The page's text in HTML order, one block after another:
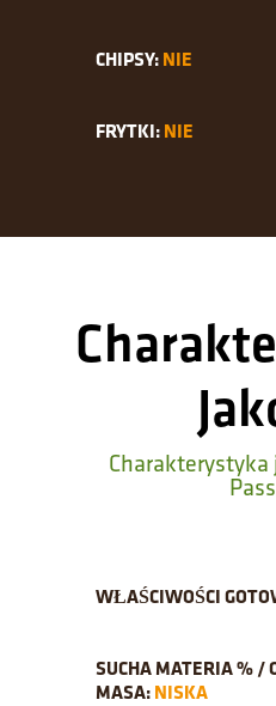
CHIPSY:NIE
FRYTKI:NIE
WŁAŚCIWOŚCI
SUCHA MATERIA % /
MASA:NISKA